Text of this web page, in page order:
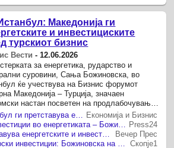
Македонија ги
и инвестициските
турскиот бизнис
Вести -12.06.2026
за енергетика, рударство и
суровини, Сања Божиновска, во
ќе учествува на Бизнис форумот
Македонија – Турција, значаен
настан посветен на продлабочување
соработка, привлекување ...
Божиновска во Истанбул ги претставува енергетските и инвестициските потенцијали пред турскиот бизнис Економија и Бизнис
Нови можности за инвестиции во енергетиката – Божиновска на форум во Истанбул Press24
Македонија ги претставува енергетските и инвестициските потенцијали пред турскиот бизнис
Вечер Прес
Нови можности за турски инвестиции: Божиновска на Бизнис форумот Македонија – Турција
Скопје1